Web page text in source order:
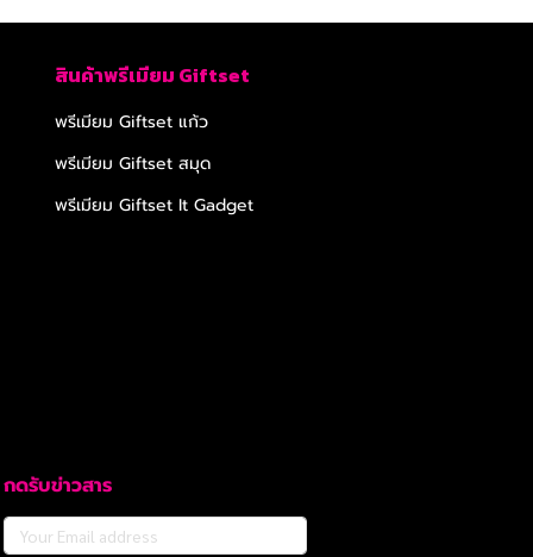
สินค้าพรีเมียม Giftset
พรีเมียม Giftset แก้ว
พรีเมียม Giftset สมุด
พรีเมียม Giftset It Gadget
กดรับข่าวสาร